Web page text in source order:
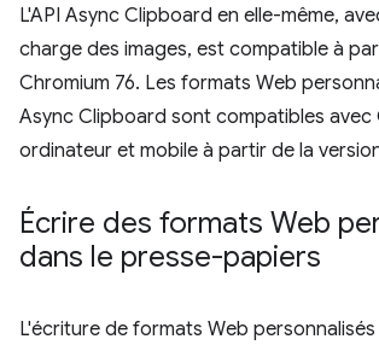
L'API Async Clipboard en elle-même,
charge des images, est compatible à
Chromium 76. Les formats Web
Async Clipboard sont compatibles avec
ordinateur et mobile à partir de la
Écrire des formats Web
dans le presse-papiers
L'écriture de formats Web